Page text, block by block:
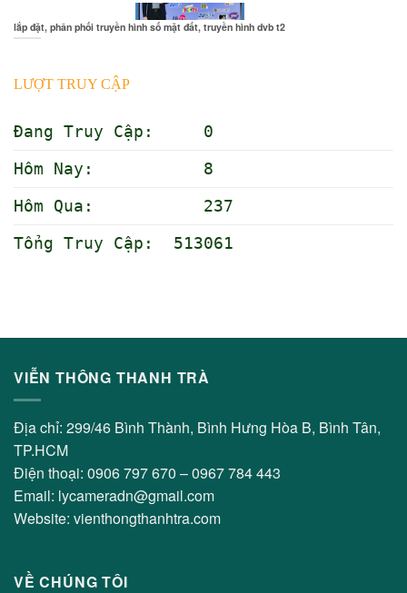
lắp đặt, phân phối truyền hình số mặt đất, truyền hình dvb t2
LƯỢT TRUY CẬP
Đang Truy Cập: 0
Hôm Nay: 8
Hôm Qua: 237
Tổng Truy Cập: 513061
VIỄN THÔNG THANH TRÀ
Địa chỉ: 299/46 Bình Thành, Bình Hưng Hòa B, Bình Tân,
TP.HCM
Điện thoại: 0906 797 670 – 0967 784 443
Email: lycameradn@gmail.com
Website: vienthongthanhtra.com
VỀ CHÚNG TÔI